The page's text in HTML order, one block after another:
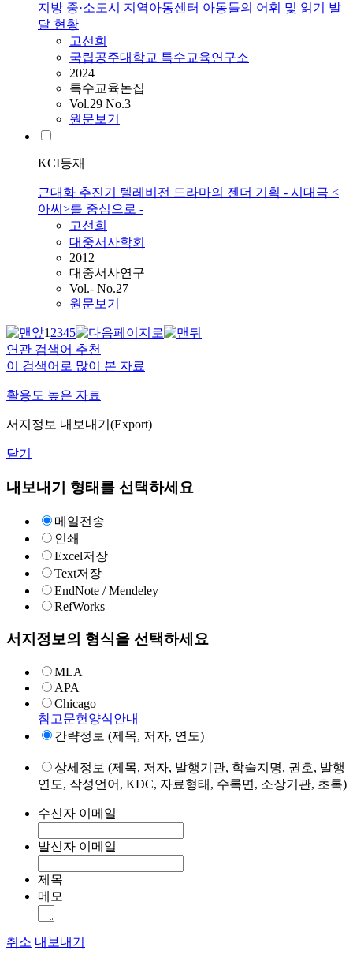
지방 중·소도시 지역아동센터 아동들의 어휘 및 읽기 발
달 현황
고선희
국립공주대학교 특수교육연구소
2024
특수교육논집
Vol.29 No.3
원문보기
KCI등재
근대화 추진기 텔레비전 드라마의 젠더 기획 - 시대극 <
아씨>를 중심으로 -
고선희
대중서사학회
2012
대중서사연구
Vol.- No.27
원문보기
12345
연관 검색어 추천
이 검색어로 많이 본 자료
활용도 높은 자료
서지정보 내보내기(Export)
닫기
내보내기 형태를 선택하세요
메일전송
인쇄
Excel저장
Text저장
EndNote / Mendeley
RefWorks
서지정보의 형식을 선택하세요
MLA
APA
Chicago
참고문헌양식안내
간략정보 (제목, 저자, 연도)
상세정보 (제목, 저자, 발행기관, 학술지명, 권호, 발행
연도, 작성언어, KDC, 자료형태, 수록면, 소장기관, 초록)
수신자 이메일
발신자 이메일
제목
메모
취소 내보내기